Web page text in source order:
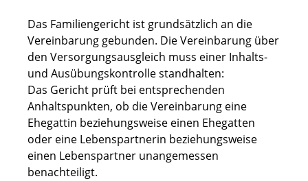
Das Familiengericht ist grundsätzlich an die
Vereinbarung gebunden. Die Vereinbarung über
den Versorgungsausgleich muss einer Inhalts-
und Ausübungskontrolle standhalten:
Das Gericht prüft bei entsprechenden
Anhaltspunkten, ob die Vereinbarung eine
Ehegattin beziehungsweise einen Ehegatten
oder eine Lebenspartnerin beziehungsweise
einen Lebenspartner unangemessen
benachteiligt.